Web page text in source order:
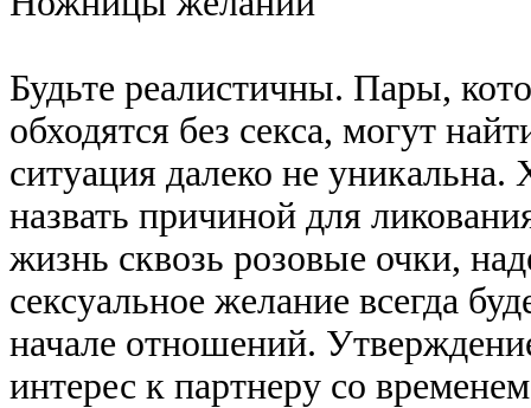
Будьте реалистичны. Пары,
обходятся без секса, могут
ситуация далеко не
назвать причиной для
жизнь сквозь розовые очки,
сексуальное желание всегда
начале отношений.
интерес к партнеру со